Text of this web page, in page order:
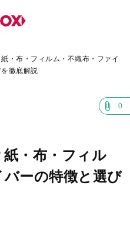
・布・フィルム・不織布・ファイ
徹底解説
0
・布・フィル
ーの特徴と選び